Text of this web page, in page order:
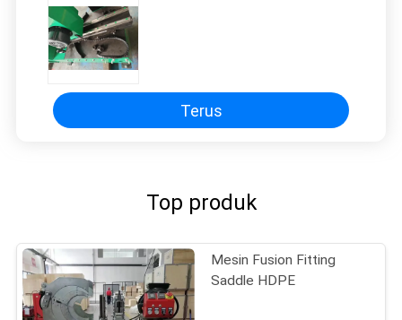
Terus
Top produk
Mesin Fusion Fitting
Saddle HDPE